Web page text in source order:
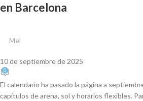
en Barcelona
Mel
10 de septiembre de 2025
0
El calendario ha pasado la página a
capítulos de arena, sol y horarios flexibles.